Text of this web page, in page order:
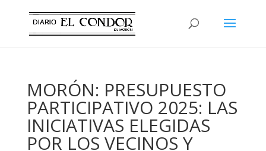
MORÓN: PRESUPUESTO
PARTICIPATIVO 2025: LAS
INICIATIVAS ELEGIDAS
POR LOS VECINOS Y